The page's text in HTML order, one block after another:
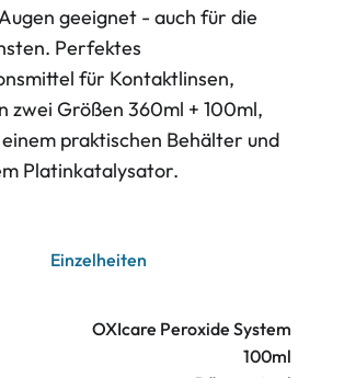
geeignet - auch für die
Perfektes
für Kontaktlinsen,
zwei Größen 360ml + 100ml,
praktischen Behälter und
Platinkatalysator.
Einzelheiten
OXIcare Peroxide System
100ml